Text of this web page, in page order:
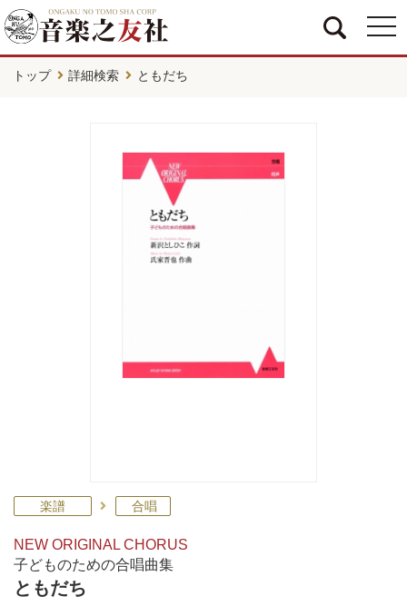
トップ 詳細検索 ともだち
楽譜 合唱
NEW ORIGINAL CHORUS
子どものための合唱曲集
ともだち